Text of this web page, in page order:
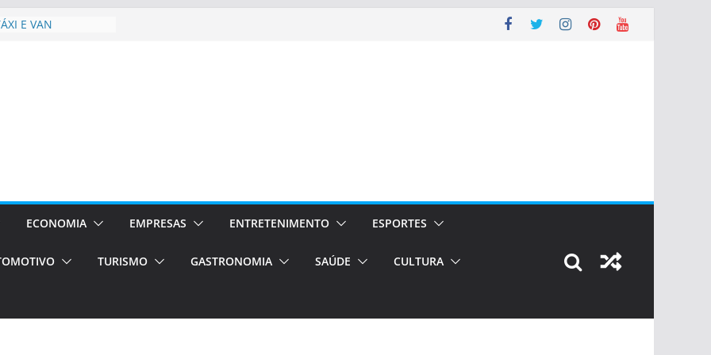
Estão
em Porto
de transfer,
de alto padrão
bolsas –
o segundo
únicas e
de volta!
ECONOMIA EMPRESAS ENTRETENIMENTO ESPORTES
TURISMO GASTRONOMIA SAÚDE CULTURA